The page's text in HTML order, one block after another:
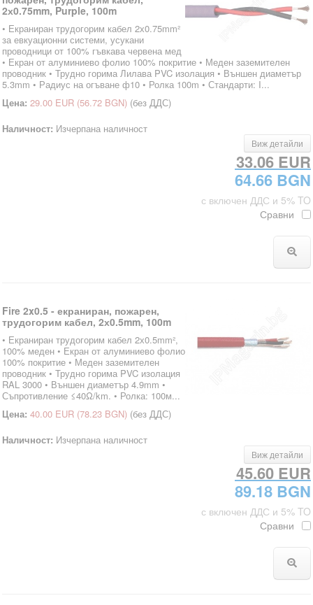
2х0.75mm, Purple, 100m
• Екраниран трудогорим кабел 2х0.75mm²
за евкуационни системи, усукани
проводници от 100% гъвкава червена мед
• Екран от алуминиево фолио 100% покритие • Меден заземителен
проводник • Трудно горима Лилава PVC изолация • Външен диаметър
5.3mm • Радиус на огъване ф10 • Ролка 100m • Стандарти: I...
Цена: 29.00 EUR (56.72 BGN) (без ДДС)
Наличност: Изчерпана наличност
Виж детайли
33.06 EUR
64.66 BGN
с включен ДДС и 5% TO
Сравни
Fire 2x0.5 - екраниран, пожарен,
трудогорим кабел, 2х0.5mm, 100m
• Екраниран трудогорим кабел 2х0.5mm²,
100% меден • Екран от алуминиево фолио
100% покритие • Меден заземителен
проводник • Трудно горима PVC изолация
RAL 3000 • Външен диаметър 4.9mm •
Съпротивление ≤40Ω/km. • Ролка: 100м...
Цена: 40.00 EUR (78.23 BGN) (без ДДС)
Наличност: Изчерпана наличност
Виж детайли
45.60 EUR
89.18 BGN
с включен ДДС и 5% TO
Сравни